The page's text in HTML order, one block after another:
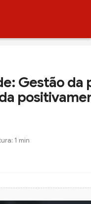
Gestão da
1 min